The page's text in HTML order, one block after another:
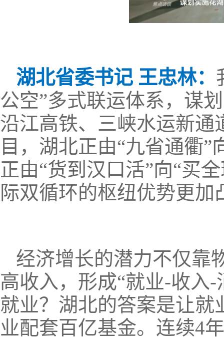
湖北省委书记 王忠林：
公空”多式联运体系，谋
沿江高铁、三峡水运新通
目，湖北正由“九省通衢
正由“货到汉口活”向“买
际双循环的枢纽优势更加
经济增长的潜力不仅靠
高收入，形成“就业-收入
就业？湖北的答案是让就
业配套百亿基金。连续4